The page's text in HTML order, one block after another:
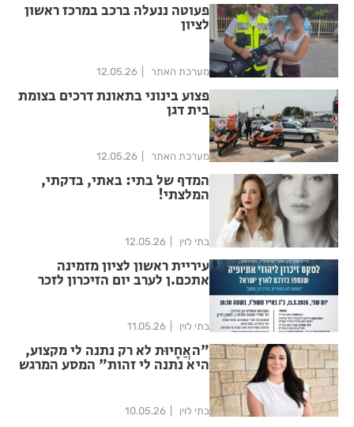
פעוטה ננעלה ברכב במרכז ראשון
לציון
מערכת האתר 12.05.26
פצוע בינוני בתאונת דרכים בצומת
בית דגן
מערכת האתר 12.05.26
המדף של בתי: באתי, בדקתי,
המלצתי!
בתי לוין 12.05.26
עיריית ראשון לציון מזמינה
אתכם.ן לערב יום הזיכרון לזכר
בתי לוין 11.05.26
"האֲחָיוּת לא רק נתנה לי מקצוע,
היא נתנה לי זהות" המסע המרגש
בתי לוין 10.05.26